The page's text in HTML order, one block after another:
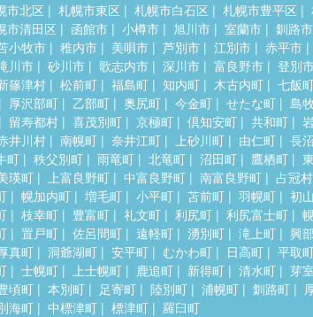
市北区 札幌市東区 札幌市白石区 札幌市豊平区
市清田区 函館市 小樽市 旭川市 室蘭市
釧路市
小牧市 稚内市 美唄市 芦別市 江別市
赤平市
川市 砂川市 歌志内市 深川市 富良野市
登別
篠津村 松前町 福島町 知内町 木古内町
七飯
厚沢部町 乙部町 奥尻町 今金町 せたな町
島
留寿都村 喜茂別町 京極町 倶知安町 共和町
井川村 南幌町 奈井江町 上砂川町 由仁町
長
町 秩父別町 雨竜町 北竜町 沼田町 鷹栖町
瑛町 上富良野町 中富良野町 南富良野町
占冠村
幌加内町 増毛町 小平町 苫前町 羽幌町
初
枝幸町 豊富町 礼文町 利尻町 利尻富士町
置戸町 佐呂間町 遠軽町 湧別町 滝上町
興
真町 洞爺湖町 安平町 むかわ町 日高町
平取
士幌町 上士幌町 鹿追町 新得町 清水町
芽
頃町 本別町 足寄町 陸別町 浦幌町 釧路町
海町 中標津町 標津町 羅臼町